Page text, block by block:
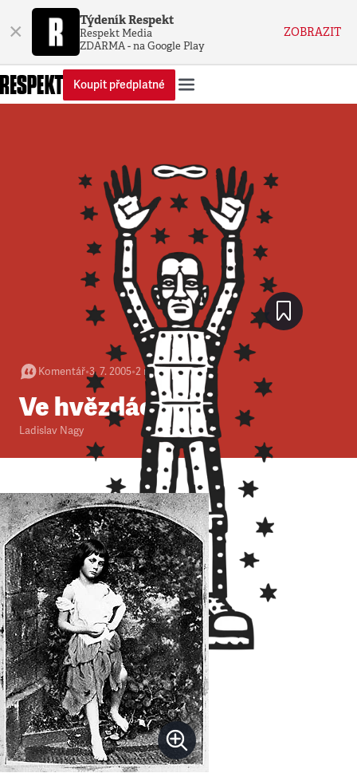
× Týdeník Respekt
Respekt Media
ZDARMA - na Google Play
ZOBRAZIT
Koupit předplatné
Komentář•3. 7. 2005•2 minuty
Ve hvězdách
Ladislav Nagy